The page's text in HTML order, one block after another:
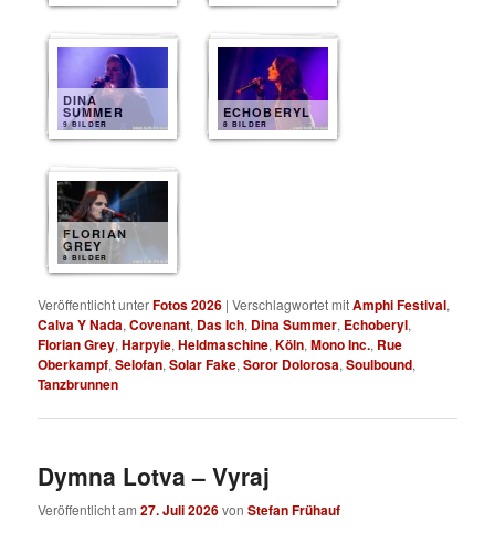
DINA
SUMMER
9 BILDER
ECHOBERYL
8 BILDER
FLORIAN
GREY
8 BILDER
Veröffentlicht unterFotos 2026 |Verschlagwortet mitAmphi Festival,
Calva Y Nada,Covenant, Das Ich, Dina Summer, Echoberyl,
Florian Grey,Harpyie,Heldmaschine,Köln,Mono Inc., Rue
Oberkampf,Selofan,Solar Fake,Soror Dolorosa,Soulbound,
Tanzbrunnen
Dymna Lotva – Vyraj
Veröffentlicht am27. Juli 2026vonStefan Frühauf